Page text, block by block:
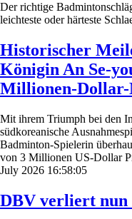
Der richtige
leichteste oder härteste
Historischer
Königin An Se-
Millionen-
Mit ihrem Triumph bei den
südkoreanische
Badminton-Spielerin
von 3 Millionen US-Dollar
July 2026 16:58:05
DBV verliert